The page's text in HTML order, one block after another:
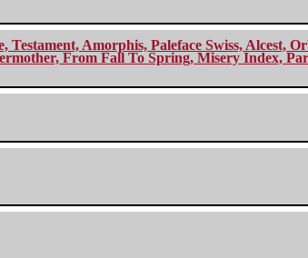
Testament, Amorphis, Paleface Swiss, Alcest,
From Fall To Spring, Misery Index,